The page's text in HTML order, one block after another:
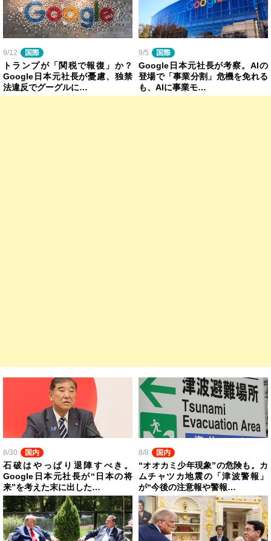
9/12 国際
トランプが「関税で報復」か？
Google日本元社長が憂慮、独禁
法違反でグーグルに…
9/5 国際
Google日本元社長が考察。AIの
登場で「事業分割」危機を免れる
も、AIに事業モ…
8/30 国内
石破はやっぱり退陣すべき。
Google日本元社長が“日本の将
来”を考えた末に出した…
8/8 国内
“オオカミ少年現象”の危険も。カ
ムチャツカ地震の「津波警報」
が“今後の注意報や警報…